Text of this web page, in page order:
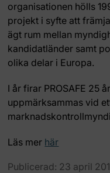
organisationen hölls
projekt i syfte att
ägt rum mellan
kandidatländer samt
olika delar i Europa.
I år firar PROSAFE 25
uppmärksammas vid
Läs mer här
Publicerad: 23 april